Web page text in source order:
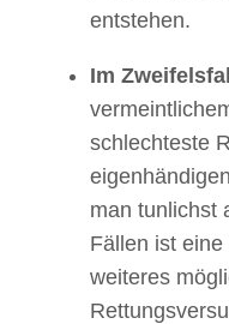
entstehen.
Im
schlechteste
man tunlichst
Fällen ist
weiteres